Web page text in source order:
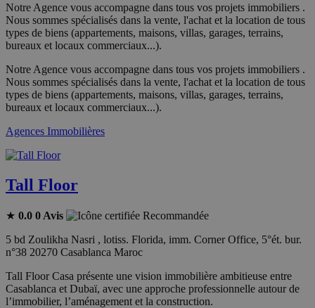
Notre Agence vous accompagne dans tous vos projets immobiliers .
Nous sommes spécialisés dans la vente, l'achat et la location de tous
types de biens (appartements, maisons, villas, garages, terrains,
bureaux et locaux commerciaux...).
Notre Agence vous accompagne dans tous vos projets immobiliers .
Nous sommes spécialisés dans la vente, l'achat et la location de tous
types de biens (appartements, maisons, villas, garages, terrains,
bureaux et locaux commerciaux...).
Agences Immobilières
Tall Floor
★ 0.0 0 Avis
Recommandée
5 bd Zoulikha Nasri , lotiss. Florida, imm. Corner Office, 5°ét. bur.
n°38 20270 Casablanca Maroc
Tall Floor Casa présente une vision immobilière ambitieuse entre
Casablanca et Dubaï, avec une approche professionnelle autour de
l’immobilier, l’aménagement et la construction.